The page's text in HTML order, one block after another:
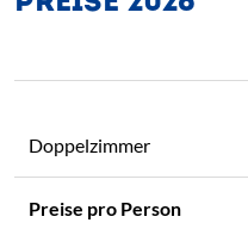
Doppelzimmer